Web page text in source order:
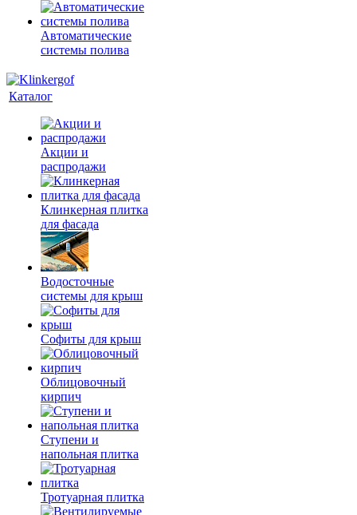
Автоматические
системы полива
Каталог
Акции и
распродажи
Клинкерная плитка
для фасада
Водосточные
системы для крыш
Софиты для крыш
Облицовочный
кирпич
Ступени и
напольная плитка
Тротуарная плитка